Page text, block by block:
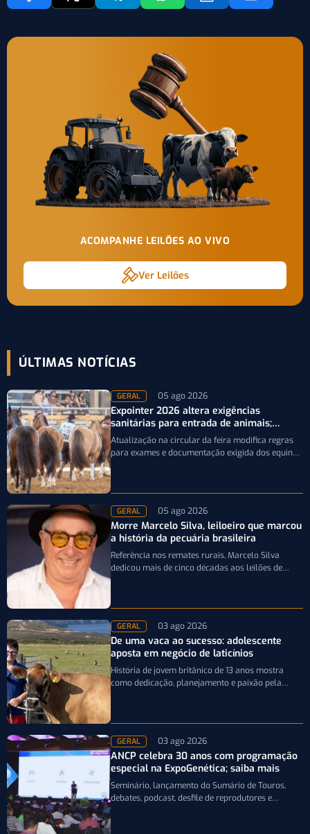
ACOMPANHE LEILÕES AO VIVO
Ver Leilões
ÚLTIMAS NOTÍCIAS
GERAL 05 ago 2026
Expointer 2026 altera exigências
sanitárias para entrada de animais;
entenda
Atualização na circular da feira modifica regras
para exames e documentação exigida dos equinos
GERAL 05 ago 2026
Morre Marcelo Silva, leiloeiro que marcou
a história da pecuária brasileira
Referência nos remates rurais, Marcelo Silva
dedicou mais de cinco décadas aos leilões de
GERAL 03 ago 2026
De uma vaca ao sucesso: adolescente
aposta em negócio de laticínios
História de jovem britânico de 13 anos mostra
como dedicação, planejamento e paixão pela
GERAL 03 ago 2026
ANCP celebra 30 anos com programação
especial na ExpoGenética; saiba mais
Seminário, lançamento do Sumário de Touros,
debates, podcast, desfile de reprodutores e